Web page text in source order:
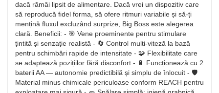
dacă rămâi lipsit de alimentare. Dacă vrei un dispozitiv care
să reproducă fidel forma, să ofere ritmuri variabile și să-ți
mențină fluxul excluzând surprize, Big Boss este alegerea
clară. Beneficii: - 🎯 Vene proeminente pentru stimulare
țintită și senzație realistă - 🔄 Control multi-viteză la bază
pentru schimbări rapide de intensitate - 🧩 Flexibilitate care
se adaptează pozițiilor fără disconfort - 🔋 Funcționează cu 2
baterii AA — autonomie predictibilă și simplu de înlocuit - 🛡️
Material minus chimicale periculoase conform REACH pentru